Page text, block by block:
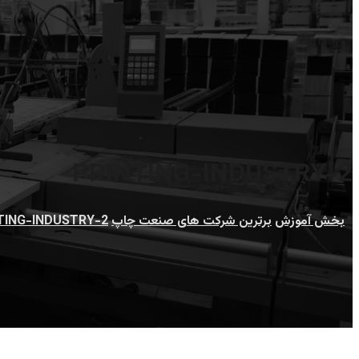
PRINTING-INDUSTRY-2
بخش آموزش برترین شرکت های صنعت چاپINDUSTRY-2